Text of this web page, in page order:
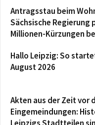
Antragsstau beim
Sächsische
Millionen-Kürzungen
Hallo Leipzig: So
August 2026
Akten aus der Zeit vor
Eingemeindungen: